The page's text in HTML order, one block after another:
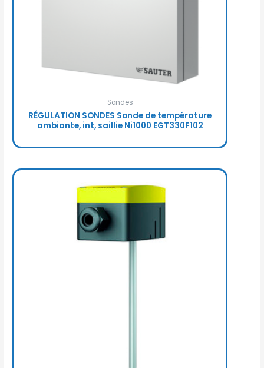
Sondes
RÉGULATION SONDES Sonde de température
ambiante, int, saillie Ni1000 EGT330F102